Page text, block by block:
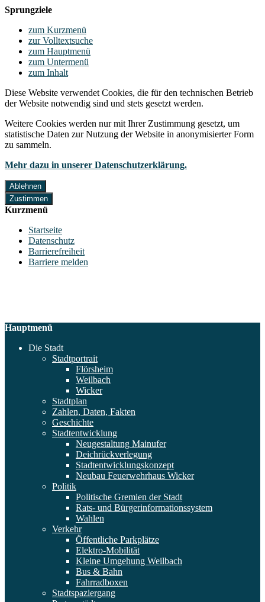
Sprungziele
zum Kurzmenü
zur Volltextsuche
zum Hauptmenü
zum Untermenü
zum Inhalt
Diese Website verwendet Cookies, die für den technischen Betrieb
der Website notwendig sind und stets gesetzt werden.
Weitere Cookies werden nur mit Ihrer Zustimmung gesetzt, um
statistische Daten zur Nutzung der Website in anonymisierter Form
zu sammeln.
Mehr dazu in unserer Datenschutzerklärung.
Ablehnen
Zustimmen
Kurzmenü
Startseite
Datenschutz
Barrierefreiheit
Barriere melden
Hauptmenü
Die Stadt
Stadtportrait
Flörsheim
Weilbach
Wicker
Stadtplan
Zahlen, Daten, Fakten
Geschichte
Stadtentwicklung
Neugestaltung Mainufer
Deichrückverlegung
Stadtentwicklungskonzept
Neubau Feuerwehrhaus Wicker
Politik
Politische Gremien der Stadt
Rats- und Bürgerinformationssystem
Wahlen
Verkehr
Öffentliche Parkplätze
Elektro-Mobilität
Kleine Umgehung Weilbach
Bus & Bahn
Fahrradboxen
Stadtspaziergang